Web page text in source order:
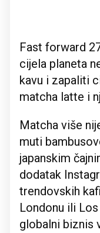
Fast forward
cijela planeta
kavu i zapaliti
matcha latte i
Matcha više
muti
japanskim
dodatak
trendovskih
Londonu ili
globalni biznis